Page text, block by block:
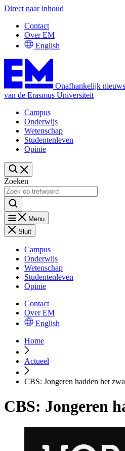
Direct naar inhoud
Contact
Over EM
English
Onafhankelijk
van de Erasmus Universiteit
Campus
Onderwijs
Wetenschap
Studentenleven
Opinie
Zoeken
Menu
Sluit
Campus
Onderwijs
Wetenschap
Studentenleven
Opinie
Contact
Over EM
English
Home
Actueel
CBS: Jongeren hadden het
CBS: Jongeren